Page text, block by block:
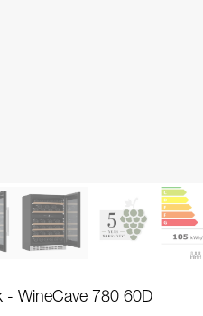
- WineCave 780 60D